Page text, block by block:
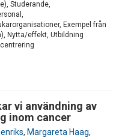
Studerande,
Exempel från
Nytta/effekt, Utbildning
vi användning av
inom cancer
, Margareta Haag,